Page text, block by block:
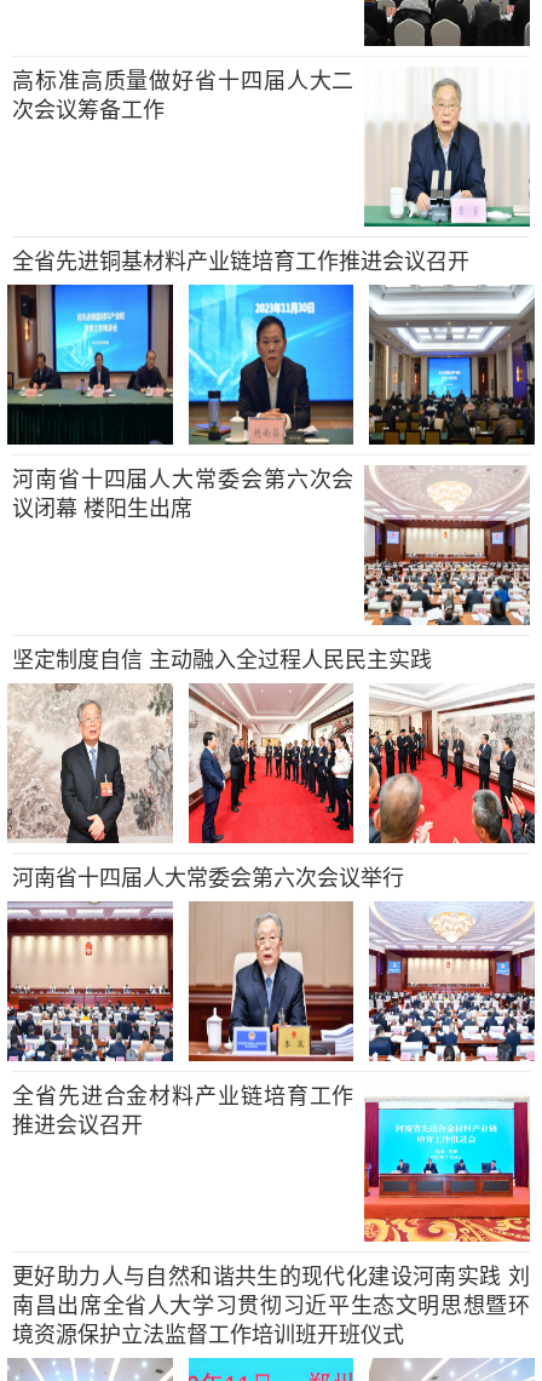
高标准高质量做好省十四届人大二
次会议筹备工作
全省先进铜基材料产业链培育工作推进会议召开
河南省十四届人大常委会第六次会
议闭幕 楼阳生出席
坚定制度自信 主动融入全过程人民民主实践
河南省十四届人大常委会第六次会议举行
全省先进合金材料产业链培育工作
推进会议召开
更好助力人与自然和谐共生的现代化建设河南实践 刘
南昌出席全省人大学习贯彻习近平生态文明思想暨环
境资源保护立法监督工作培训班开班仪式